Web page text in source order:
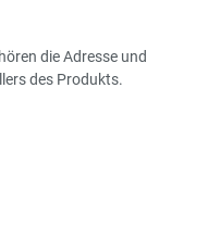
die Adresse und
des Produkts.